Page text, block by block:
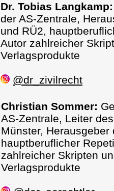
Dr. Tobias Langkamp:
der AS-Zentrale,
und RÜ2,
Autor zahlreicher
Verlagsprodukte
@dr_zivilrecht
Christian Sommer:
AS-Zentrale, Leiter
Münster, Herausgeber
hauptberuflicher
zahlreicher Skripten
Verlagsprodukte